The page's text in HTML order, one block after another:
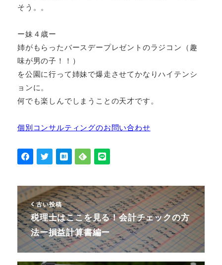
そう。。
ー妹４歳ー
姉がもらったバースデープレゼントのラジコン（趣
味が男の子！！）
を公園に行って姉妹で爆走させてかなりハイテンシ
ョンに。
何でも楽しんでしまうことの天才です。
個別コンサルティングのお問い合わせ
古い投稿
税理士はここを見る！会計チェックの方
法ー損益計算書編ー